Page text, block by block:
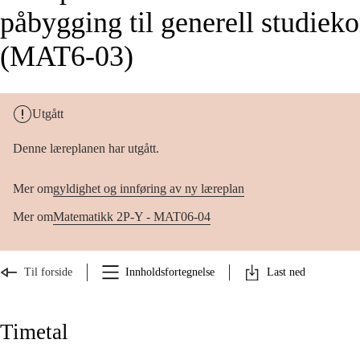
påbygging til generell
(MAT6-03)
Utgått
Denne læreplanen har utgått.
Mer omgyldighet og innføring av ny læreplan
Mer omMatematikk 2P-Y - MAT06-04
Til forside Innholdsfortegnelse Last ned
Timetal